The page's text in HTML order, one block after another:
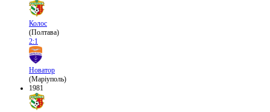
Колос
(Полтава)
2:1
Новатор
(Маріуполь)
1981